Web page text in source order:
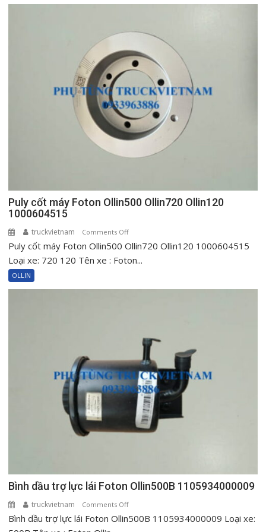
Ollin
500
720
New
Ollin120
Puly cốt máy Foton Ollin500 Ollin720 Ollin120
1000604515
truckvietnam Comments Offon
Puly
cốt
Puly cốt máy Foton Ollin500 Ollin720 Ollin120 1000604515
Loại xe: 720 120 Tên xe : Foton...
OLLIN
Bình dầu trợ lực lái Foton Ollin500B 1105934000009
truckvietnam Comments Offon
Bình
Bình dầu trợ lực lái Foton Ollin500B 1105934000009 Loại xe: